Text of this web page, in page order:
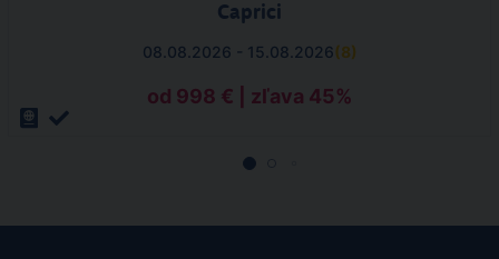
Caprici
08.08.2026 - 15.08.2026(8)
od 998 € | zľava 45%